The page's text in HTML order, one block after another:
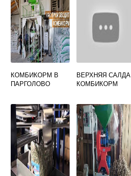
РАСХОД КОРМОВ
НА ЕДИНИЦУ
ПРОДУКЦИИ
КОМБИКОРМ В
ПАРГОЛОВО
ВЕРХНЯЯ САЛДА
КОМБИКОРМ